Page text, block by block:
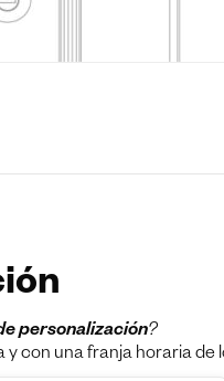
personalización?
con una franja horaria de